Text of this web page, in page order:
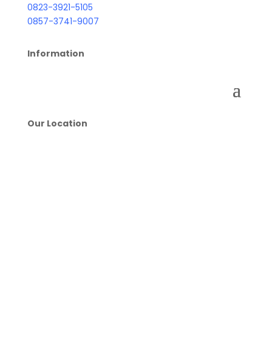
0823-3921-5105
0857-3741-9007
Information
Our Location